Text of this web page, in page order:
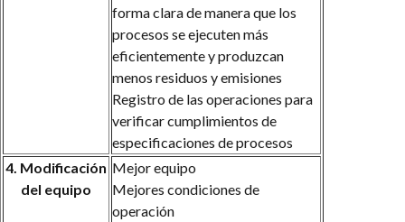
forma clara de manera que los
procesos se ejecuten más
eficientemente y produzcan
menos residuos y emisiones
Registro de las operaciones para
verificar cumplimientos de
especificaciones de procesos
4. Modificación
del equipo
Mejor equipo
Mejores condiciones de
operación